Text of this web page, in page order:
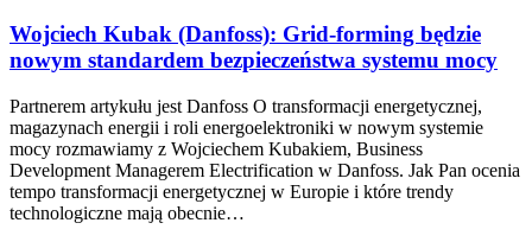
Wojciech Kubak (Danfoss): Grid-forming będzie
nowym standardem bezpieczeństwa systemu mocy
Partnerem artykułu jest Danfoss O transformacji energetycznej,
magazynach energii i roli energoelektroniki w nowym systemie
mocy rozmawiamy z Wojciechem Kubakiem, Business
Development Managerem Electrification w Danfoss. Jak Pan ocenia
tempo transformacji energetycznej w Europie i które trendy
technologiczne mają obecnie…